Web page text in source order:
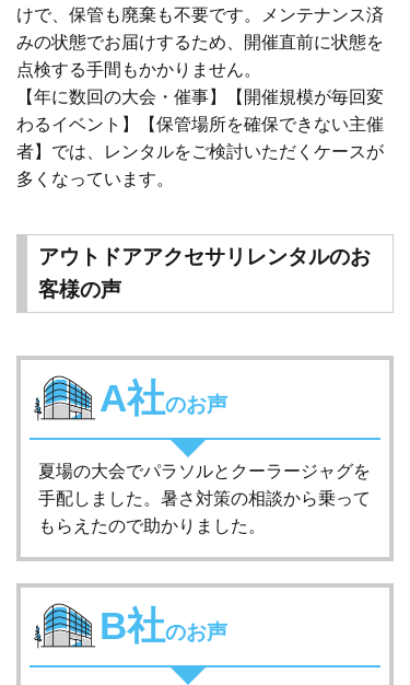
けで、保管も廃棄も不要です。メンテナンス済
みの状態でお届けするため、開催直前に状態を
点検する手間もかかりません。
【年に数回の大会・催事】【開催規模が毎回変
わるイベント】【保管場所を確保できない主催
者】では、レンタルをご検討いただくケースが
多くなっています。
アウトドアアクセサリレンタルのお
客様の声
A社のお声
夏場の大会でパラソルとクーラージャグを
手配しました。暑さ対策の相談から乗って
もらえたので助かりました。
B社のお声